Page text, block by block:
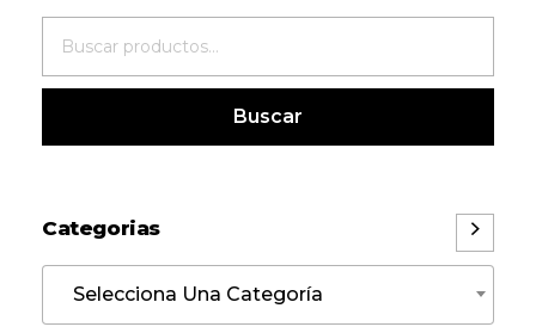
Buscar
Categorias
Selecciona Una Categoría